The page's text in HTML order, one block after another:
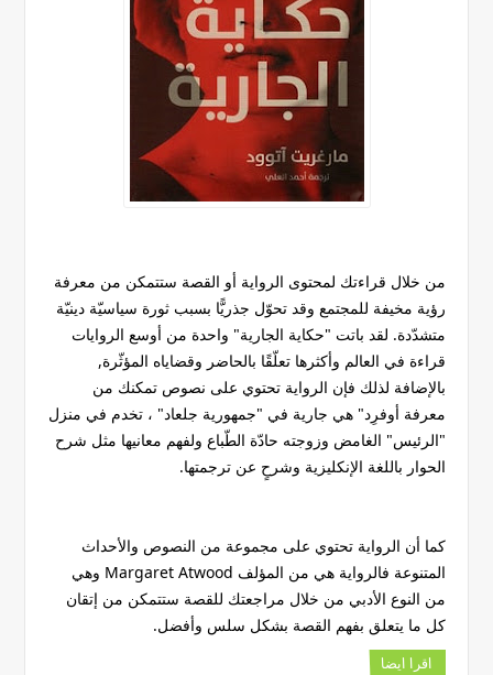
من خلال قراءتك لمحتوى الرواية أو القصة ستتمكن من معرفة
رؤية مخيفة للمجتمع وقد تحوّل جذريًّا بسبب ثورة سياسيّة دينيّة
متشدّدة. لقد باتت "حكاية الجارية" واحدة من أوسع الروايات
قراءة في العالم وأكثرها تعلّقًا بالحاضر وقضاياه المؤثّرة,
بالإضافة لذلك فإن الرواية تحتوي على نصوص تمكنك من
معرفة أوفرِد" هي جارية في "جمهورية جلعاد" ، تخدم في منزل
"الرئيس" الغامض وزوجته حادّة الطّباع ولفهم معانيها مثل شرح
الحوار باللغة الإنكليزية وشرحٍ عن ترجمتها.
كما أن الرواية تحتوي على مجموعة من النصوص والأحداث
المتنوعة فالرواية هي من المؤلف Margaret Atwood وهي
من النوع الأدبي من خلال مراجعتك للقصة ستتمكن من إتقان
كل ما يتعلق بفهم القصة بشكل سلس وأفضل.
اقرا ايضا